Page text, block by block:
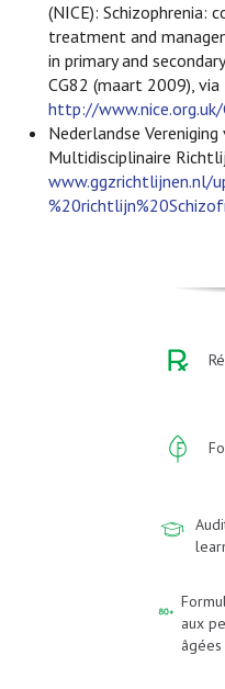
(NICE): Schizophrenia:
treatment and
in primary and
CG82 (maart 2009), via
http://
Nederlandse
Multidisciplinaire
www.ggzrichtlijnen.nl/
aux
âgées